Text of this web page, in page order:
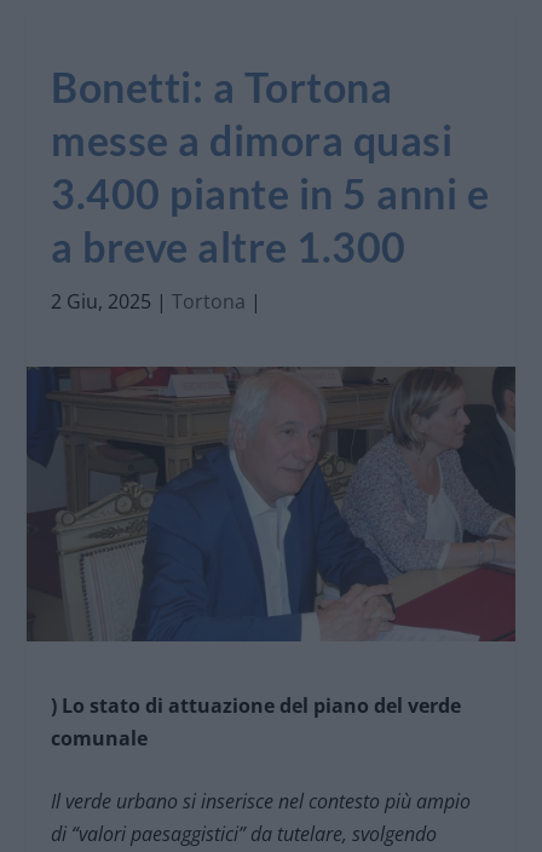
Bonetti: a Tortona
messe a dimora quasi
3.400 piante in 5 anni e
a breve altre 1.300
2 Giu, 2025 |Tortona |
) Lo stato di attuazione del piano del verde
comunale
Il verde urbano si inserisce nel contesto più ampio
di “valori paesaggistici” da tutelare, svolgendo